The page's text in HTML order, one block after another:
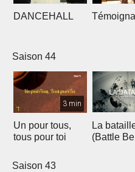
DANCEHALL
Saison 44
3 min
Un pour tous,
tous pour toi
La
(Battle
Saison 43